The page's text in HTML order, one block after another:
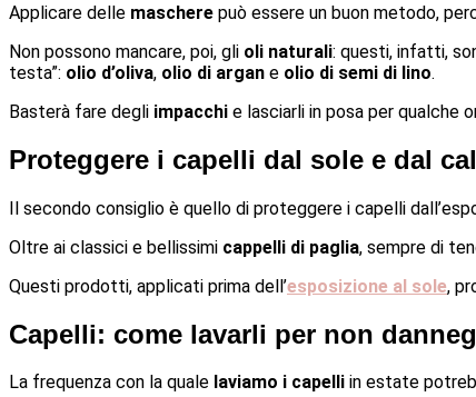
Applicare delle maschere può essere un buon metodo,
Non possono mancare, poi, gli oli naturali: questi, infatti,
testa”: olio d’oliva, olio di argan e olio di semi di lino.
Basterà fare degli impacchi e lasciarli in posa per qualche
Proteggere i capelli dal sole e dal
Il secondo consiglio è quello di proteggere i capelli
Oltre ai classici e bellissimi cappelli di paglia, sempre di
Questi prodotti, applicati prima dell’esposizione al sole,
Capelli: come lavarli per non
La frequenza con la quale laviamo i capelli in estate